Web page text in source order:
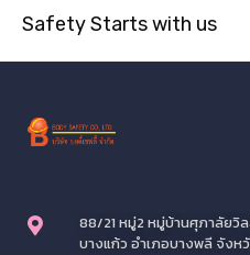
Safety Starts with us
88/21 หมู่2 หมู่บ้านศุภาลัยวิ
บางแก้ว อำเภอบางพลี จังห